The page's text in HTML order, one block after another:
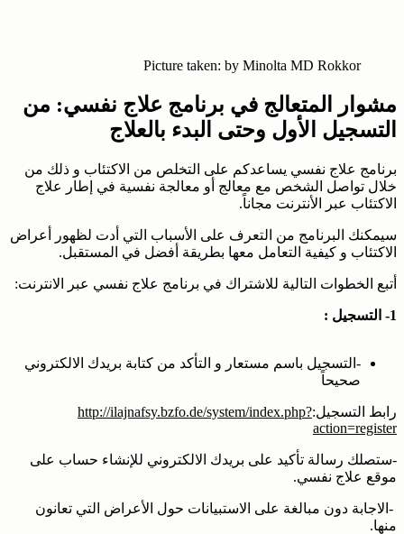
Picture taken: by Minolta MD Rokkor
مشوار المتعالج في برنامج علاج نفسي: من
التسجيل الأول وحتى البدء بالعلاج
برنامج علاج نفسي يساعدكم على التخلص من الاكتئاب و ذلك من
خلال تواصل الشخص مع معالج أو معالجة نفسية في إطار علاج
الاكتئاب عبر الأنترنت مجاناً.
سيمكنك البرنامج من التعرف على الأسباب التي أدت لظهور أعراض
الاكتئاب و كيفية التعامل معها بطريقة أفضل في المستقبل.
أتبع الخطوات التالية للاشتراك في برنامج علاج نفسي عبر الانترنت:
1- التسجيل :
-التسجيل باسم مستعار و التأكد من كتابة بريدك الالكتروني
صحيحاً
رابط التسجيل:http://ilajnafsy.bzfo.de/system/index.php?
action=register
-ستصلك رسالة تأكيد على بريدك الالكتروني للإنشاء حساب على
موقع علاج نفسي.
-الاجابة دون مبالغة على الاستبيانات حول الأعراض التي تعانون
منها.